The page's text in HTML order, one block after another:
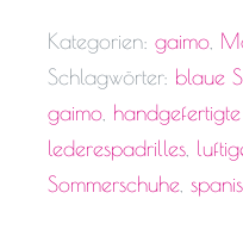
Kategorien: gaimo
Schlagwörter: blaue
gaimo
lederespadrilles
Sommerschuhe